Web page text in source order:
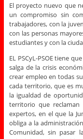
El proyecto nuevo que
un compromiso sin
trabajadores, con la
con las personas
estudiantes y con la
EL PSCyL-PSOE tiene
salga de la crisis
crear empleo en todas
cada territorio, que es
la igualdad de
territorio que reclaman
expertos, en el que la
obliga a la
Comunidad, sin pasar